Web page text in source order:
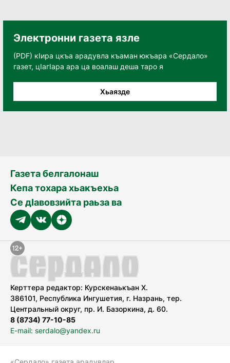
Электронни газета язле
(PDF) кӀира цкъа арадувла къаман юкъара «Сердало»
газет, цӀагӀара ара ца воалаш деша таро я
Хьаязде
Газета белгалонаш
Кепа тохара хьакъехьа
Се дӀавовзийта раьза ва
Керттера редактор: Курскенаькъан Х.
386101, Республика Ингушетия, г. Назрань, тер.
Центральный округ, пр. И. Базоркина, д. 60.
8 (8734) 77-10-85
E-mail: serdalo@yandex.ru